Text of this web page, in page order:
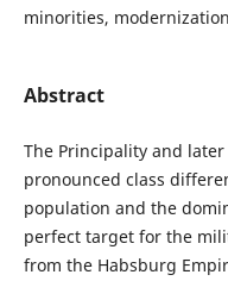
minorities,
Abstract
The Principality and
pronounced class
population and the
perfect target for the
from the Habsburg